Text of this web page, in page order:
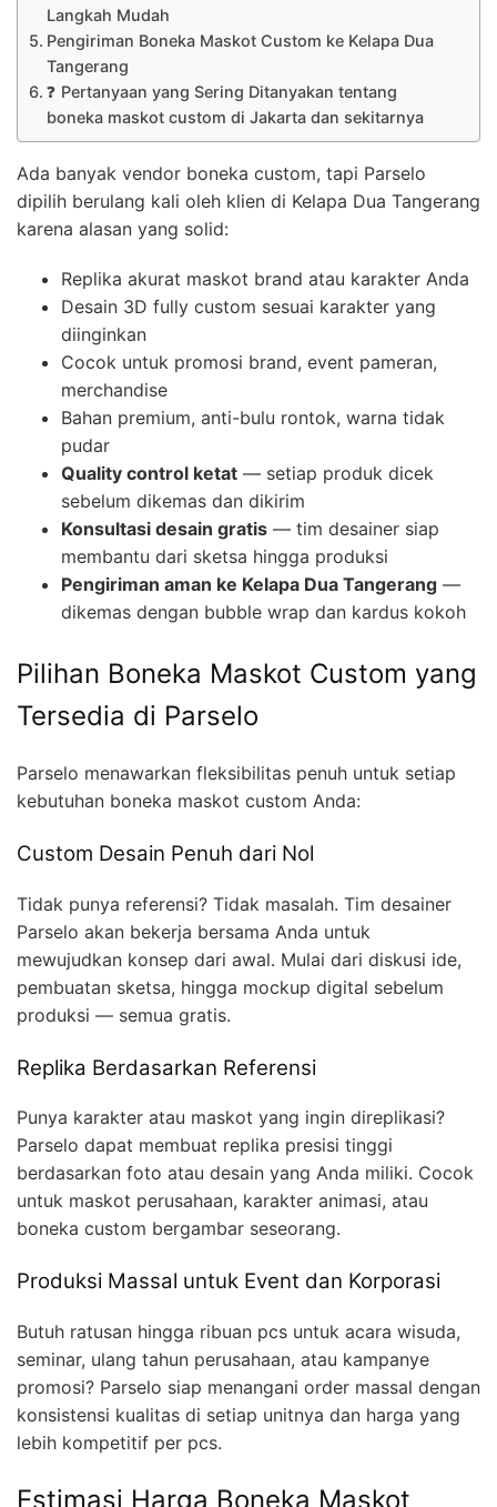
Langkah Mudah
Pengiriman Boneka Maskot Custom ke Kelapa Dua
Tangerang
❓ Pertanyaan yang Sering Ditanyakan tentang
boneka maskot custom di Jakarta dan sekitarnya
Ada banyak vendor boneka custom, tapi Parselo
dipilih berulang kali oleh klien di Kelapa Dua Tangerang
karena alasan yang solid:
Replika akurat maskot brand atau karakter Anda
Desain 3D fully custom sesuai karakter yang
diinginkan
Cocok untuk promosi brand, event pameran,
merchandise
Bahan premium, anti-bulu rontok, warna tidak
pudar
Quality control ketat — setiap produk dicek
sebelum dikemas dan dikirim
Konsultasi desain gratis — tim desainer siap
membantu dari sketsa hingga produksi
Pengiriman aman ke Kelapa Dua Tangerang —
dikemas dengan bubble wrap dan kardus kokoh
Pilihan Boneka Maskot Custom yang
Tersedia di Parselo
Parselo menawarkan fleksibilitas penuh untuk setiap
kebutuhan boneka maskot custom Anda:
Custom Desain Penuh dari Nol
Tidak punya referensi? Tidak masalah. Tim desainer
Parselo akan bekerja bersama Anda untuk
mewujudkan konsep dari awal. Mulai dari diskusi ide,
pembuatan sketsa, hingga mockup digital sebelum
produksi — semua gratis.
Replika Berdasarkan Referensi
Punya karakter atau maskot yang ingin direplikasi?
Parselo dapat membuat replika presisi tinggi
berdasarkan foto atau desain yang Anda miliki. Cocok
untuk maskot perusahaan, karakter animasi, atau
boneka custom bergambar seseorang.
Produksi Massal untuk Event dan Korporasi
Butuh ratusan hingga ribuan pcs untuk acara wisuda,
seminar, ulang tahun perusahaan, atau kampanye
promosi? Parselo siap menangani order massal dengan
konsistensi kualitas di setiap unitnya dan harga yang
lebih kompetitif per pcs.
Estimasi Harga Boneka Maskot